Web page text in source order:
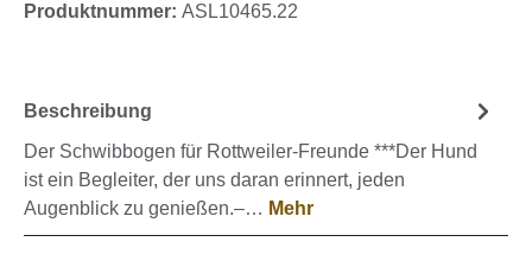
Produktnummer: ASL10465.22
Beschreibung
Der Schwibbogen für Rottweiler-Freunde ***Der Hund
ist ein Begleiter, der uns daran erinnert, jeden
Augenblick zu genießen.–… Mehr